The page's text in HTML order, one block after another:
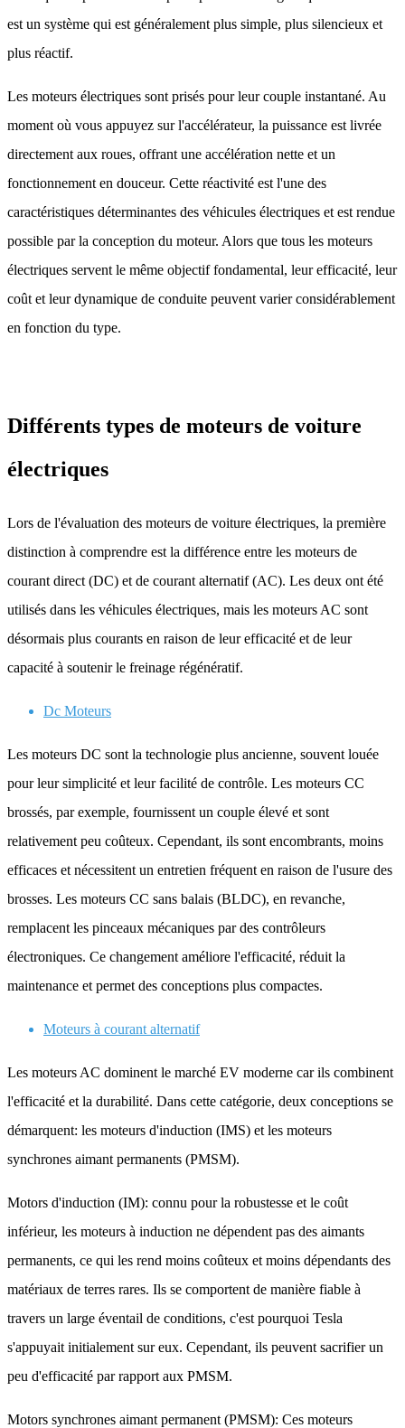
est un système qui est généralement plus simple, plus silencieux et
plus réactif.
Les moteurs électriques sont prisés pour leur couple instantané. Au
moment où vous appuyez sur l'accélérateur, la puissance est livrée
directement aux roues, offrant une accélération nette et un
fonctionnement en douceur. Cette réactivité est l'une des
caractéristiques déterminantes des véhicules électriques et est rendue
possible par la conception du moteur. Alors que tous les moteurs
électriques servent le même objectif fondamental, leur efficacité, leur
coût et leur dynamique de conduite peuvent varier considérablement
en fonction du type.
Différents types de moteurs de voiture
électriques
Lors de l'évaluation des moteurs de voiture électriques, la première
distinction à comprendre est la différence entre les moteurs de
courant direct (DC) et de courant alternatif (AC). Les deux ont été
utilisés dans les véhicules électriques, mais les moteurs AC sont
désormais plus courants en raison de leur efficacité et de leur
capacité à soutenir le freinage régénératif.
Dc Moteurs
Les moteurs DC sont la technologie plus ancienne, souvent louée
pour leur simplicité et leur facilité de contrôle. Les moteurs CC
brossés, par exemple, fournissent un couple élevé et sont
relativement peu coûteux. Cependant, ils sont encombrants, moins
efficaces et nécessitent un entretien fréquent en raison de l'usure des
brosses. Les moteurs CC sans balais (BLDC), en revanche,
remplacent les pinceaux mécaniques par des contrôleurs
électroniques. Ce changement améliore l'efficacité, réduit la
maintenance et permet des conceptions plus compactes.
Moteurs à courant alternatif
Les moteurs AC dominent le marché EV moderne car ils combinent
l'efficacité et la durabilité. Dans cette catégorie, deux conceptions se
démarquent: les moteurs d'induction (IMS) et les moteurs
synchrones aimant permanents (PMSM).
Motors d'induction (IM): connu pour la robustesse et le coût
inférieur, les moteurs à induction ne dépendent pas des aimants
permanents, ce qui les rend moins coûteux et moins dépendants des
matériaux de terres rares. Ils se comportent de manière fiable à
travers un large éventail de conditions, c'est pourquoi Tesla
s'appuyait initialement sur eux. Cependant, ils peuvent sacrifier un
peu d'efficacité par rapport aux PMSM.
Motors synchrones aimant permanent (PMSM): Ces moteurs